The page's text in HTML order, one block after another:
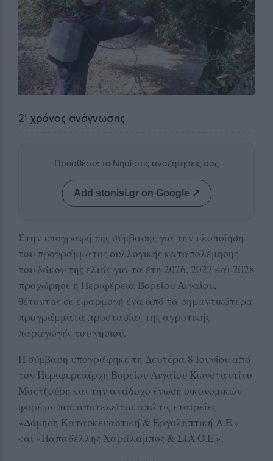
2' χρόνος ανάγνωσης
Προσθέστε το Νησί στις αναζητήσεις σας
Add stonisi.gr on Google ↗
Στην υπογραφή της σύμβασης για την υλοποίηση
του προγράμματος συλλογικής καταπολέμησης
του δάκου της ελιάς για τα έτη 2026, 2027 και 2028
προχώρησε η Περιφέρεια Βορείου Αιγαίου,
θέτοντας σε εφαρμογή ένα από τα σημαντικότερα
προγράμματα προστασίας της αγροτικής
παραγωγής του νησιού.
Η σύμβαση υπογράφηκε τη Δευτέρα 8 Ιουνίου από
τον Περιφερειάρχη Βορείου Αιγαίου Κωνσταντίνο
Μουτζούρη και την ανάδοχο ένωση οικονομικών
φορέων που αποτελείται από τις εταιρείες
«Δόμηση Κατασκευαστική & Εργοληπτική Α.Ε.»
και «Παπαδέλλης Χαράλαμπος & ΣΙΑ Ο.Ε.».